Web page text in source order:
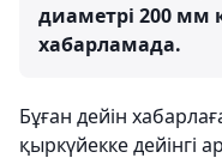
диаметрі 200 мм
хабарламада.
Бұған дейін
қыркүйекке дейінгі